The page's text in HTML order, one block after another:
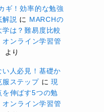
ギ！効率的な勉強
説 に MARCHの
は？難易度比較
ンライン学習管
より
人必見！基礎か
服ステップに現
伸ばす5つの勉
ンライン学習管